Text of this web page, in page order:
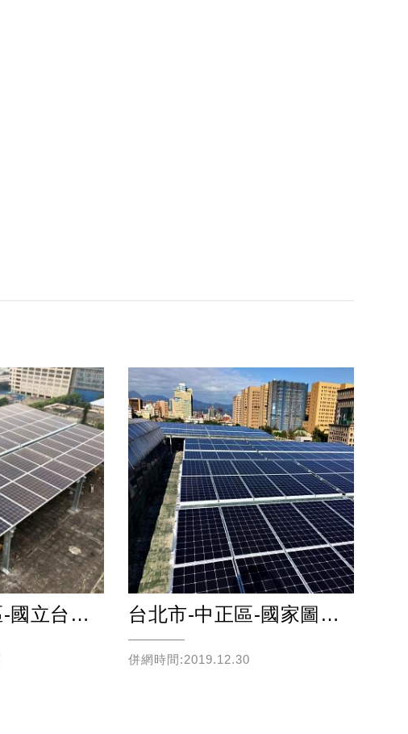
台北市-大安區-國立台灣科技大學 台北市-中正區-國家圖書館
併網時間:2019.12.30